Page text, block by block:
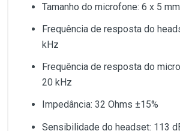
Tamanho do microfone: 6 x 5 mm
Frequência de resposta do
kHz
Frequência de resposta do
20 kHz
Impedância: 32 Ohms ±15%
Sensibilidade do headset: 113